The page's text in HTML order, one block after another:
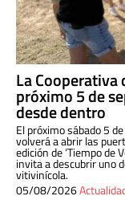
La Cooperativa
próximo 5 de
desde dentro
El próximo sábado 5
volverá a abrir las
edición de ‘Tiempo de
invita a descubrir uno
vitivinícola.
05/08/2026